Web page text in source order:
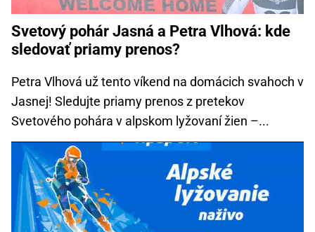
Svetový pohár Jasná a Petra Vlhová: kde
sledovať priamy prenos?
Petra Vlhová už tento víkend na domácich svahoch v
Jasnej! Sledujte priamy prenos z pretekov
Svetového pohára v alpskom lyžovaní žien –...